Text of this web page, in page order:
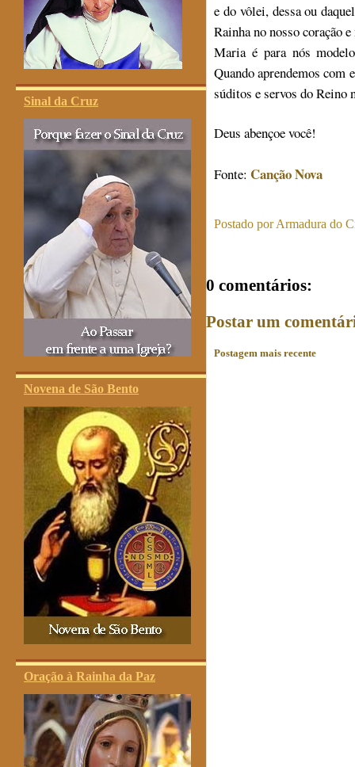
Sinal da Cruz
Novena de São Bento
Oração à Rainha da Paz
e do vôlei, dessa ou
Rainha no nosso coração
Maria é para nós
Quando aprendemos com
súditos e servos do Reino
Deus abençoe você!
Fonte: Canção Nova
Postado porArmadura do
0 comentários:
Postar um
Postagem mais recente